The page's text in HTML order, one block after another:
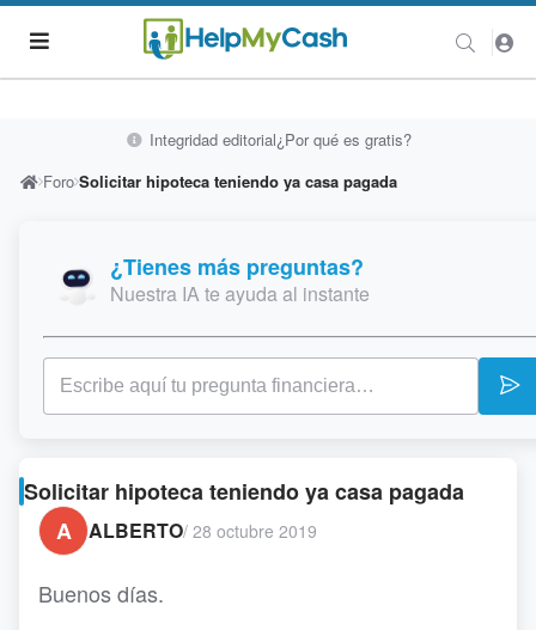
Integridad editorial¿Por qué es gratis?
Foro Solicitar hipoteca teniendo ya casa pagada
¿Tienes más preguntas?
Nuestra IA te ayuda al instante
Solicitar hipoteca teniendo ya casa pagada
A
ALBERTO/ 28 octubre 2019
Buenos días.